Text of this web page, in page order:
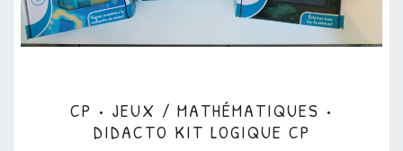
•
JEUX
CP • JEUX / MATHÉMATIQUES •
DIDACTO KIT LOGIQUE CP